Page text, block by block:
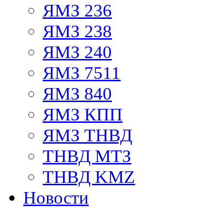
ЯМЗ 236
ЯМЗ 238
ЯМЗ 240
ЯМЗ 7511
ЯМЗ 840
ЯМЗ КПП
ЯМЗ ТНВД
ТНВД МТЗ
ТНВД KMZ
Новости